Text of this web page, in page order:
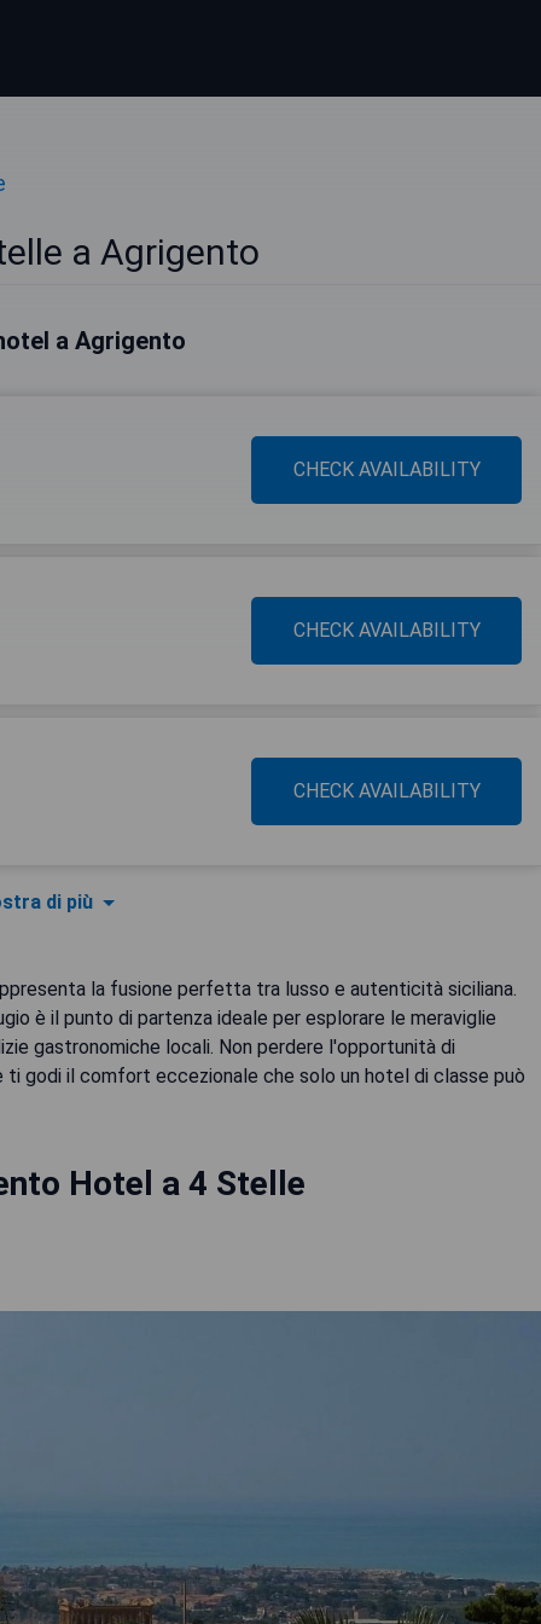
a Agrigento
a Agrigento
CHECK AVAILABILITY
CHECK AVAILABILITY
CHECK AVAILABILITY
di più
la fusione perfetta tra lusso e autenticità siciliana.
è il punto di partenza ideale per esplorare le meraviglie
gastronomiche locali. Non perdere l'opportunità di
godi il comfort eccezionale che solo un hotel di classe può
Hotel a 4 Stelle